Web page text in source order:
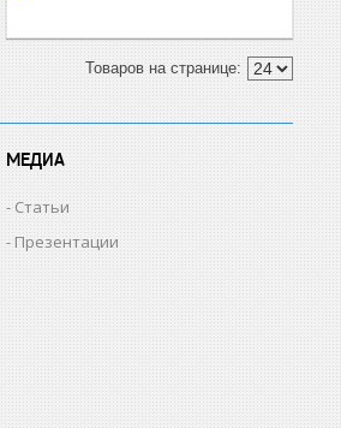
МЕДИА
Статьи
Презентации